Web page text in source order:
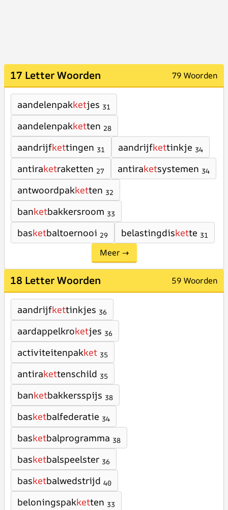
17 Letter Woorden 79 Woorden
aandelenpakketjes 31
aandelenpakketten 28
aandrijfkettingen 31 aandrijfkettinkje 34
antiraketraketten 27 antiraketsystemen 34
antwoordpakketten 32
banketbakkersroom 33
basketbaltoernooi 29 belastingdiskette 31
Meer →
18 Letter Woorden 59 Woorden
aandrijfkettinkjes 36
aardappelkroketjes 36
activiteitenpakket 35
antirakettenschild 35
banketbakkersspijs 38
basketbalfederatie 34
basketbalprogramma 38
basketbalspeelster 36
basketbalwedstrijd 40
beloningspakketten 33